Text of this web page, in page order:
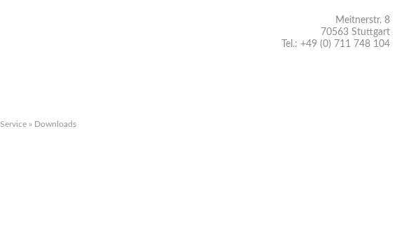
Meitnerstr. 8
70563 Stuttgart
Tel.: +49 (0) 711 748 104
Service » Downloads